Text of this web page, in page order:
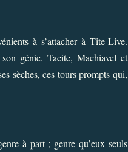
à s’attacher à Tite-Live.
génie. Tacite, Machiavel et
sèches, ces tours prompts qui,
à part ; genre qu’eux seuls